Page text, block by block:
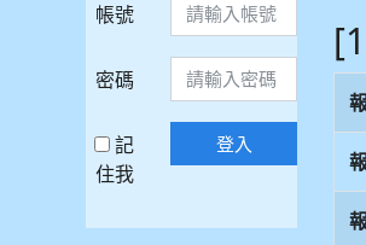
帳號
密碼
記
住我
登入